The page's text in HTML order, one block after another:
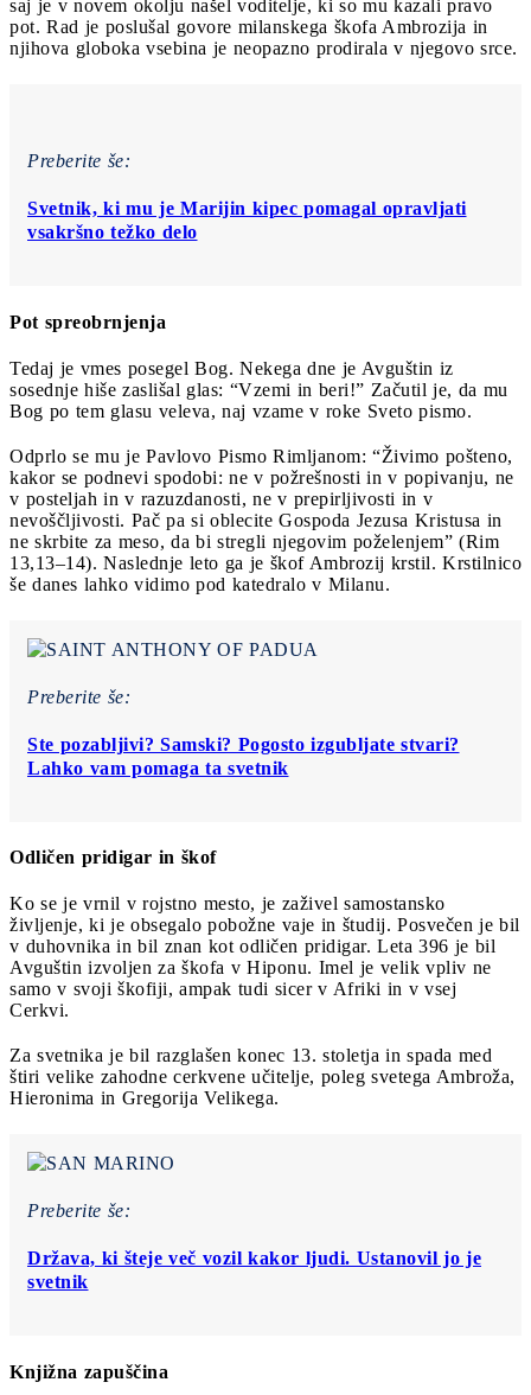
saj je v novem okolju našel voditelje, ki so mu kazali pravo
pot. Rad je poslušal govore milanskega škofa Ambrozija in
njihova globoka vsebina je neopazno prodirala v njegovo srce.
Preberite še:
Svetnik, ki mu je Marijin kipec pomagal opravljati
vsakršno težko delo
Pot spreobrnjenja
Tedaj je vmes posegel Bog. Nekega dne je Avguštin iz
sosednje hiše zaslišal glas: “Vzemi in beri!” Začutil je, da mu
Bog po tem glasu veleva, naj vzame v roke Sveto pismo.
Odprlo se mu je Pavlovo Pismo Rimljanom: “Živimo pošteno,
kakor se podnevi spodobi: ne v požrešnosti in v popivanju, ne
v posteljah in v razuzdanosti, ne v prepirljivosti in v
nevoščljivosti. Pač pa si oblecite Gospoda Jezusa Kristusa in
ne skrbite za meso, da bi stregli njegovim poželenjem” (Rim
13,13–14). Naslednje leto ga je škof Ambrozij krstil. Krstilnico
še danes lahko vidimo pod katedralo v Milanu.
Preberite še:
Ste pozabljivi? Samski? Pogosto izgubljate stvari?
Lahko vam pomaga ta svetnik
Odličen pridigar in škof
Ko se je vrnil v rojstno mesto, je zaživel samostansko
življenje, ki je obsegalo pobožne vaje in študij. Posvečen je bil
v duhovnika in bil znan kot odličen pridigar. Leta 396 je bil
Avguštin izvoljen za škofa v Hiponu. Imel je velik vpliv ne
samo v svoji škofiji, ampak tudi sicer v Afriki in v vsej
Cerkvi.
Za svetnika je bil razglašen konec 13. stoletja in spada med
štiri velike zahodne cerkvene učitelje, poleg svetega Ambroža,
Hieronima in Gregorija Velikega.
Preberite še:
Država, ki šteje več vozil kakor ljudi. Ustanovil jo je
svetnik
Knjižna zapuščina